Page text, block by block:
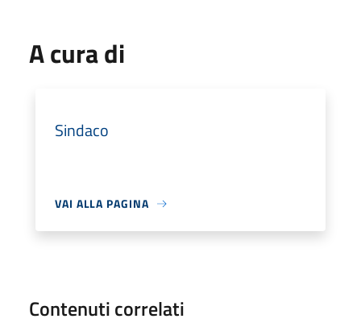
A cura di
Sindaco
VAI ALLA PAGINA
Contenuti correlati